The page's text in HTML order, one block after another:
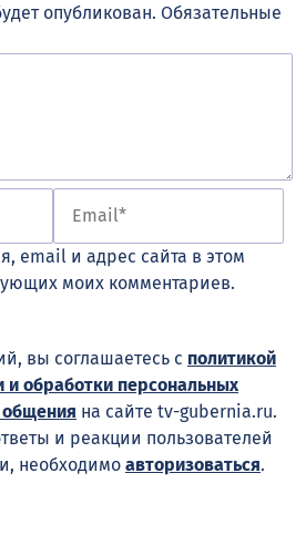
опубликован. Обязательные
email и адрес сайта в этом
моих комментариев.
вы соглашаетесь с политикой
и обработки персональных
на сайте tv-gubernia.ru.
и реакции пользователей
необходимо авторизоваться.